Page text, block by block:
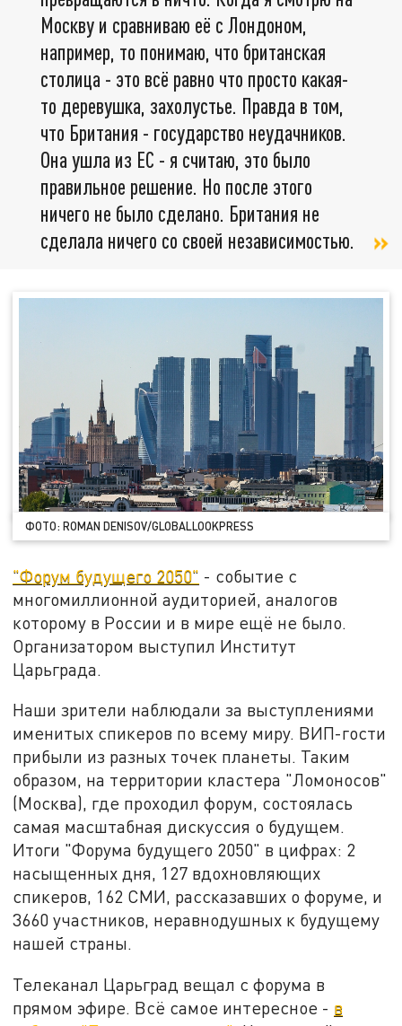
Москву и сравниваю её с Лондоном,
например, то понимаю, что британская
столица - это всё равно что просто какая-
то деревушка, захолустье. Правда в том,
что Британия - государство неудачников.
Она ушла из ЕС - я считаю, это было
правильное решение. Но после этого
ничего не было сделано. Британия не
сделала ничего со своей независимостью.
ФОТО: ROMAN DENISOV/GLOBALLOOKPRESS
"Форум будущего 2050" - событие с
многомиллионной аудиторией, аналогов
которому в России и в мире ещё не было.
Организатором выступил Институт
Царьграда.
Наши зрители наблюдали за выступлениями
именитых спикеров по всему миру. ВИП-гости
прибыли из разных точек планеты. Таким
образом, на территории кластера "Ломоносов"
(Москва), где проходил форум, состоялась
самая масштабная дискуссия о будущем.
Итоги "Форума будущего 2050" в цифрах: 2
насыщенных дня, 127 вдохновляющих
спикеров, 162 СМИ, рассказавших о форуме, и
3660 участников, неравнодушных к будущему
нашей страны.
Телеканал Царьград вещал с форума в
прямом эфире. Всё самое интересное - в